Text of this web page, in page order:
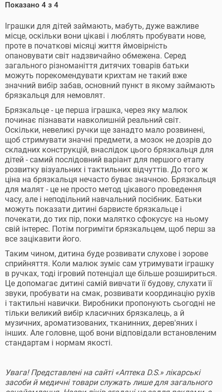
Показано 4 з 4
Іграшки для дітей займають, мабуть, дуже важливе
місце, оскільки вони цікаві і люблять пробувати нове,
проте в початкові місяці життя ймовірність
опановувати світ надзвичайно обмежена. Серед
загального різноманіття дитячих товарів батьки
можуть порекомендувати крихтам не такий вже
значний вибір забав, основний пункт в якому займають
брязкальця для немовлят.
Брязкальце - це перша іграшка, через яку малюк
починає пізнавати навколишній реальний світ.
Оскільки, невеликі ручки ще занадто мало розвинені,
щоб стримувати значні предмети, а мозок не дозрів до
складних конструкцій, внаслідок цього брязкальця для
дітей - самий послідовний варіант для першого етапу
розвитку візуальних і тактильних відчуттів. До того ж
ціна на брязкальця нечасто буває значною. Брязкальця
для малят - це не просто метод цікавого проведення
часу, але і неподільний навчальний посібник. Батьки
можуть показати дитині барвисте брязкальце і
почекати, до тих пір, поки малятко сфокусує на ньому
свій інтерес. Потім погриміти брязкальцем, щоб перш за
все зацікавити його.
Таким чином, дитина буде розвивати слухове і зорове
сприйняття. Коли малюк зуміє сам утримувати іграшку
в ручках, тоді ігровий потенціал ще більше розшириться.
Це допомагає дитині самій вивчати її будову, слухати її
звуки, пробувати на смак, розвивати координацію рухів
і тактильні навички. Виробники пропонують сьогодні не
тільки великий вибір класичних брязкалець, а й
музичних, ароматизованих, тканинних, дерев'яних і
інших. Але головне, щоб вони відповідали встановленим
стандартам і нормам якості.
Увага! Представлені на сайті «Аптека D.S.» лікарські
засоби й медичні товари служать лише для загального